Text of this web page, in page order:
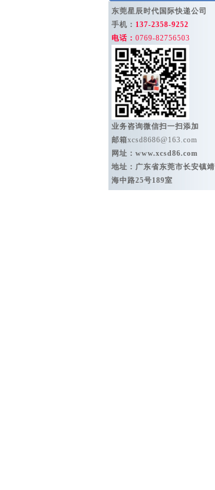
东莞星辰时代国际快递公司
手机： 137-2358-9252
电话： 0769-82756503
业务咨询微信扫一扫添加
邮箱xcsd8686@163.com
网址： www.xcsd86.com
地址：广东省东莞市长安镇靖
海中路25号189室